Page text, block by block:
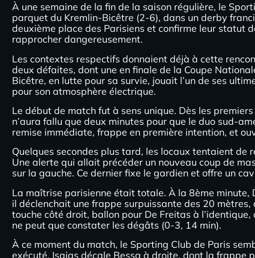
À une semaine de la fin de la saison régulière, le
parquet du Kremlin-Bicêtre (2-6), dans un derby
deuxième place des Parisiens et confirme leur statut
rapprocher dangereusement.
Les contextes respectifs donnaient déjà à cette
deux défaites, dont une en finale de la Coupe
Bicêtre, en lutte pour sa survie, jouait l’un de ses
pour son atmosphère électrique.
Le début de match fut à sens unique. Dès les
n’aura fallu que deux minutes pour que le duo sud-
remise immédiate, frappe en première intention, et
Quelques secondes plus tard, les locaux tentaient
Une alerte qui allait précéder un nouveau coup de
sur la gauche. Ce dernier fixe le gardien et offre un
La maîtrise parisienne était totale. À la 8ème minute,
il déclenchait une frappe surpuissante des 20
touche côté droit, ballon pour De Freitas à
ne peut que constater les dégâts (0-3, 14 min).
À ce moment du match, le Sporting Club de Paris
exécuté, Isaias décale Bessa à droite, dont la frappe